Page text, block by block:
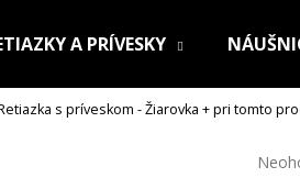
A PRÍVESKY
s príveskom - Žiarovka + pri tomto
Čo potrebujete nájsť?